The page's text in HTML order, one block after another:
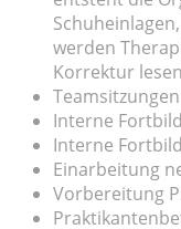
werden
Korrektur
Interne
Interne
Einarbeitung
Vorbereitung